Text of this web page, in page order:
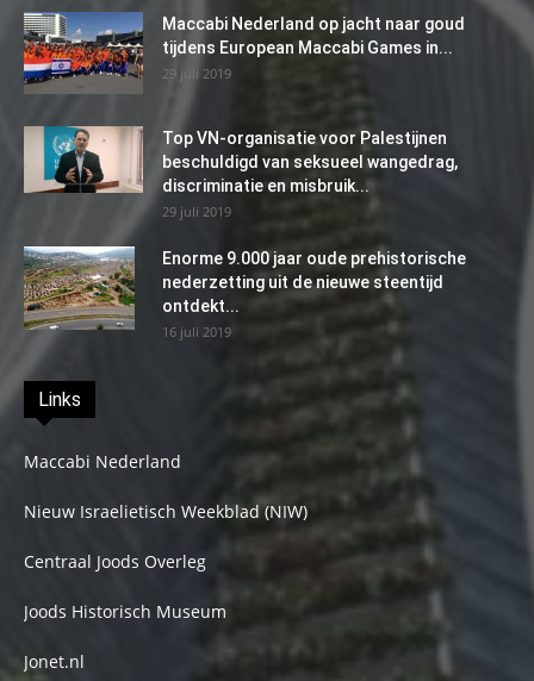
Maccabi Nederland op jacht naar goud
tijdens European Maccabi Games in...
29 juli 2019
Top VN-organisatie voor Palestijnen
beschuldigd van seksueel wangedrag,
discriminatie en misbruik...
29 juli 2019
Enorme 9.000 jaar oude prehistorische
nederzetting uit de nieuwe steentijd
ontdekt...
16 juli 2019
Links
Maccabi Nederland
Nieuw Israelietisch Weekblad (NIW)
Centraal Joods Overleg
Joods Historisch Museum
Jonet.nl